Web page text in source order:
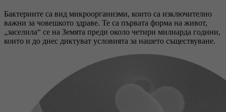
Бактериите са вид микроорганизми, които са изключително
важни за човешкото здраве. Те са първата форма на живот,
„заселила“ се на Земята преди около четири милиарда години,
които и до днес диктуват условията за нашето съществуване.